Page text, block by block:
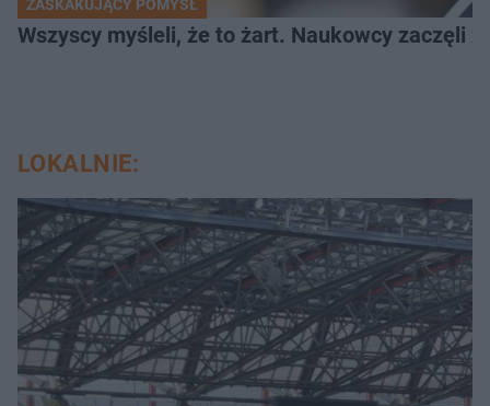
ZASKAKUJĄCY POMYSŁ
Wszyscy myśleli, że to żart. Naukowcy zaczęli
LOKALNIE: